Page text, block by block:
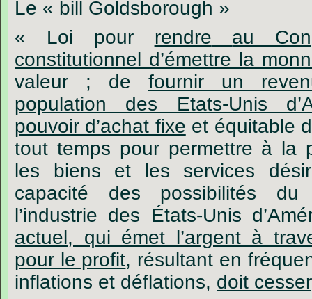
Le « bill Goldsborough »
« Loi
pour rendre
au
constitutionnel d’émettre la
valeur ; de fournir
un
population des Etats-Unis
pouvoir d’achat fixe et équitable
tout temps pourpermettre à la
les biens et les services
capacité des possibilités
l’industrie des États-Unis
actuel, qui émet l’argent à
pour le profit, résultant en
inflations et déflations, doit cesser